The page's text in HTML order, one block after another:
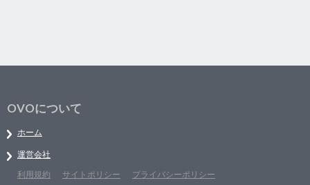
OVOについて
ホーム
運営会社
利用規約
サイトポリシー プライバシーポリシー